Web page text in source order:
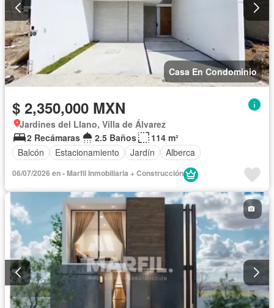
Casa En Condominio
$ 2,350,000 MXN
Jardines del Llano, Villa de Álvarez
2 Recámaras
2.5 Baños
114 m²
Balcón
Estacionamiento Jardín Alberca
06/07/2026 en - Marfil Inmobiliaria + Construcción